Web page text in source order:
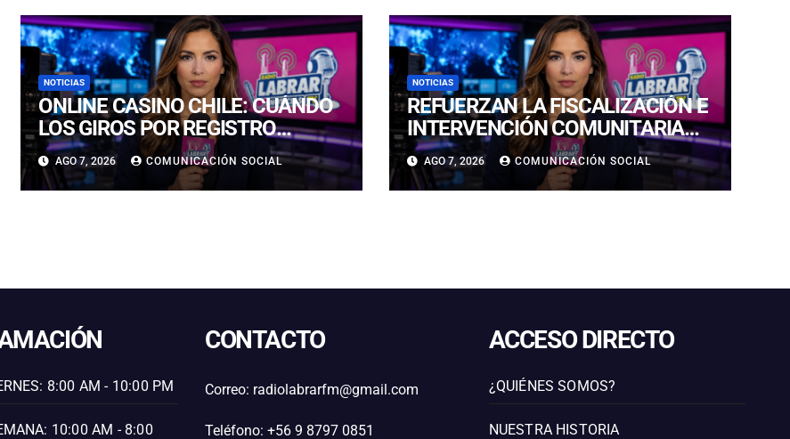
NOTICIAS
ONLINE CASINO CHILE: CUÁNDO
LOS GIROS POR REGISTRO
REALMENTE SIRVEN
AGO 7, 2026 COMUNICACIÓN SOCIAL
NOTICIAS
REFUERZAN LA FISCALIZACIÓN E
INTERVENCIÓN COMUNITARIA
CON OPERATIVO CONJUNTO EN
CALDERA
AGO 7, 2026 COMUNICACIÓN SOCIAL
8:00 AM - 10:00 PM
10:00 AM - 8:00
CONTACTO
Correo: radiolabrarfm@gmail.com
Teléfono: +56 9 8797 0851
ACCESO DIRECTO
¿QUIÉNES SOMOS?
NUESTRA HISTORIA